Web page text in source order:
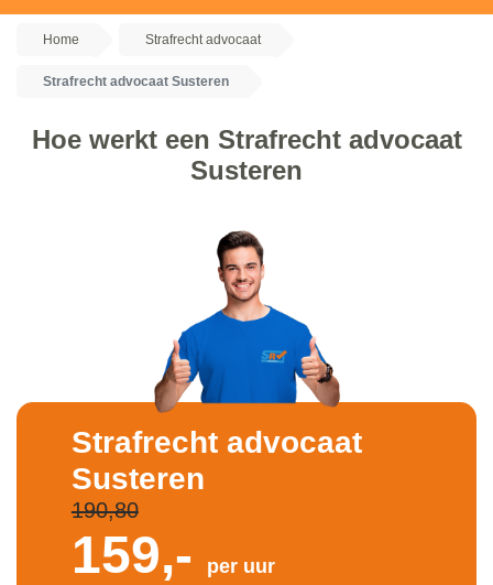
Home Strafrecht advocaat
Strafrecht advocaat Susteren
Hoe werkt een Strafrecht advocaat
Susteren
Strafrecht advocaat
Susteren
190,80
159,- per uur